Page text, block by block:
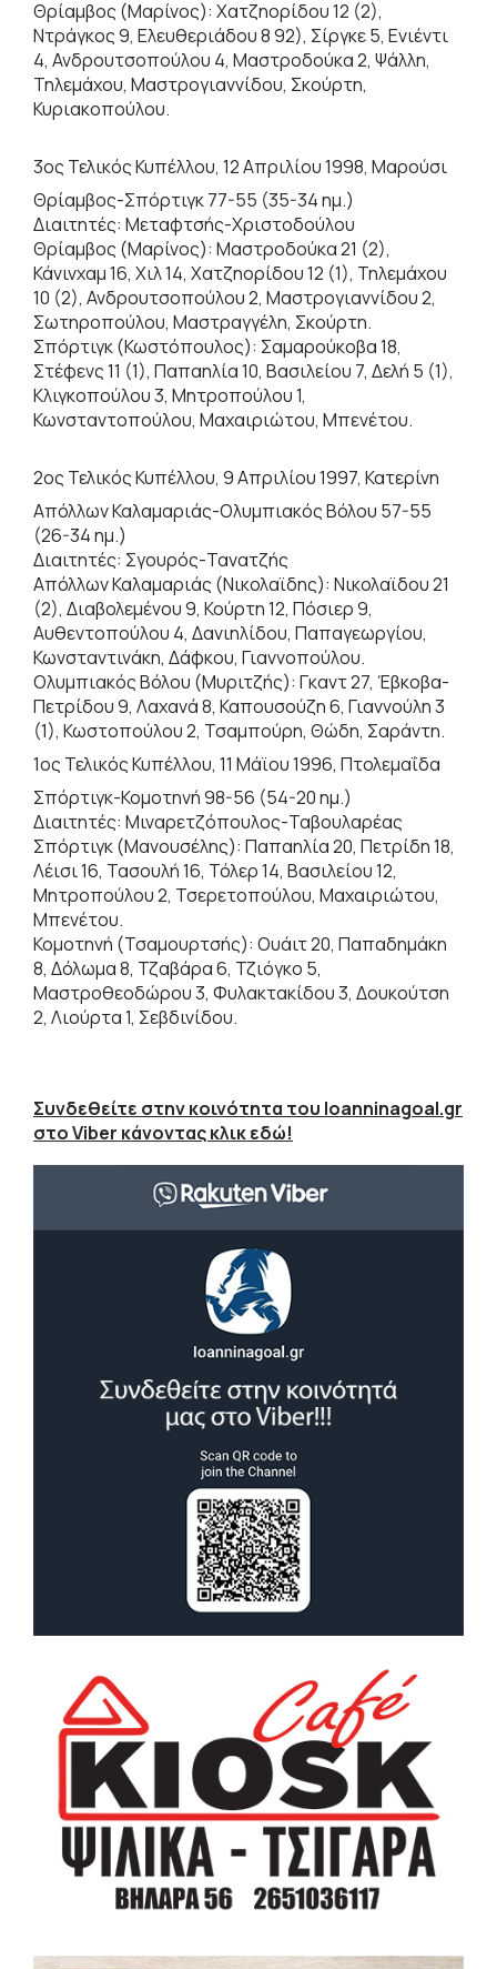
Θρίαμβος (Μαρίνος): Χατζηορίδου 12 (2),
Ντράγκος 9, Ελευθεριάδου 8 92), Σίργκε 5, Ενιέντι
4, Ανδρουτσοπούλου 4, Μαστροδούκα 2, Ψάλλη,
Τηλεμάχου, Μαστρογιαννίδου, Σκούρτη,
Κυριακοπούλου.
3ος Τελικός Κυπέλλου, 12 Απριλίου 1998, Μαρούσι
Θρίαμβος-Σπόρτιγκ 77-55 (35-34 ημ.)
Διαιτητές: Μεταφτσής-Χριστοδούλου
Θρίαμβος (Μαρίνος): Μαστροδούκα 21 (2),
Κάνινχαμ 16, Χιλ 14, Χατζηορίδου 12 (1), Τηλεμάχου
10 (2), Ανδρουτσοπούλου 2, Μαστρογιαννίδου 2,
Σωτηροπούλου, Μαστραγγέλη, Σκούρτη.
Σπόρτιγκ (Κωστόπουλος): Σαμαρούκοβα 18,
Στέφενς 11 (1), Παπαηλία 10, Βασιλείου 7, Δελή 5 (1),
Κλιγκοπούλου 3, Μητροπούλου 1,
Κωνσταντοπούλου, Μαχαιριώτου, Μπενέτου.
2ος Τελικός Κυπέλλου, 9 Απριλίου 1997, Κατερίνη
Απόλλων Καλαμαριάς-Ολυμπιακός Βόλου 57-55
(26-34 ημ.)
Διαιτητές: Σγουρός-Τανατζής
Απόλλων Καλαμαριάς (Νικολαϊδης): Νικολαϊδου 21
(2), Διαβολεμένου 9, Κούρτη 12, Πόσιερ 9,
Αυθεντοπούλου 4, Δανιηλίδου, Παπαγεωργίου,
Κωνσταντινάκη, Δάφκου, Γιαννοπούλου.
Ολυμπιακός Βόλου (Μυριτζής): Γκαντ 27, Έβκοβα-
Πετρίδου 9, Λαχανά 8, Καπουσούζη 6, Γιαννούλη 3
(1), Κωστοπούλου 2, Τσαμπούρη, Θώδη, Σαράντη.
1ος Τελικός Κυπέλλου, 11 Μάϊου 1996, Πτολεμαΐδα
Σπόρτιγκ-Κομοτηνή 98-56 (54-20 ημ.)
Διαιτητές: Μιναρετζόπουλος-Ταβουλαρέας
Σπόρτιγκ (Μανουσέλης): Παπαηλία 20, Πετρίδη 18,
Λέισι 16, Τασουλή 16, Τόλερ 14, Βασιλείου 12,
Μητροπούλου 2, Τσερετοπούλου, Μαχαιριώτου,
Μπενέτου.
Κομοτηνή (Τσαμουρτσής): Ουάιτ 20, Παπαδημάκη
8, Δόλωμα 8, Τζαβάρα 6, Τζιόγκο 5,
Μαστροθεοδώρου 3, Φυλακτακίδου 3, Δουκούτση
2, Λιούρτα 1, Σεβδινίδου.
Συνδεθείτε στην κοινότητα του Ioanninagoal.gr
στο Viber κάνοντας κλικ εδώ!